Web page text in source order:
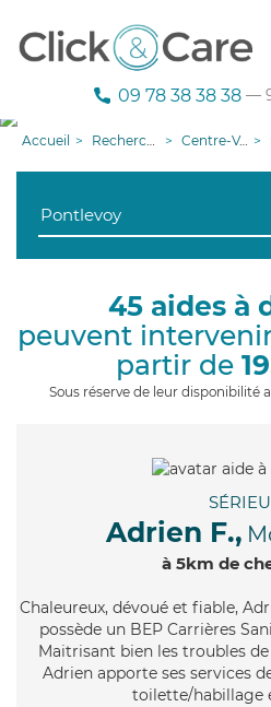
09 78 38 38 38 —
Accueil Recherche aide à domicile Centre-Val de Loire
45 aides à
peuvent
partir de
Sous réserve de leur disponibilité
Adrien F.,
à 5km de
Chaleureux, dévoué et fiable,
possède un BEP Carrières
Maitrisant bien les troubles
Adrien apporte ses services
toilette/habillage